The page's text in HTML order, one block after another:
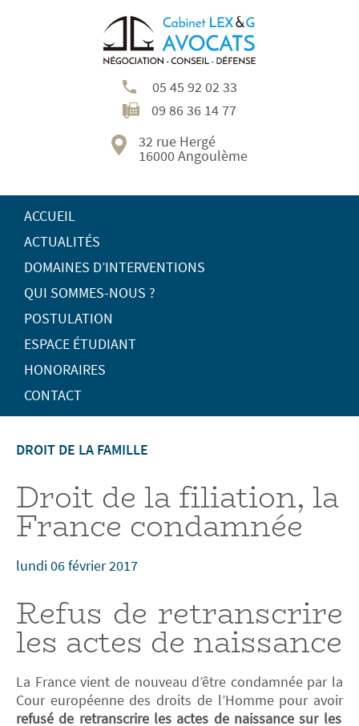
05 45 92 02 33
09 86 36 14 77
32 rue Hergé
16000 Angoulème
ACCUEIL
ACTUALITÉS
DOMAINES D’INTERVENTIONS
QUI SOMMES-NOUS ?
POSTULATION
ESPACE ÉTUDIANT
HONORAIRES
CONTACT
DROIT DE LA FAMILLE
Droit de la filiation, la
France condamnée
lundi 06 février 2017
Refus de retranscrire
les actes de naissance
La France vient de nouveau d’être condamnée par la
Cour européenne des droits de l’Homme pour avoir
refusé de retranscrire les actes de naissance sur les